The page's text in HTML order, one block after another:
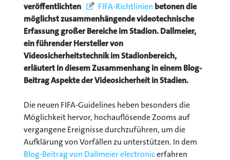
veröffentlichten
FIFA-Richtlinien betonen die
möglichst zusammenhängende videotechnische
Erfassung großer Bereiche im Stadion. Dallmeier,
ein führender Hersteller von
Videosicherheitstechnik im Stadionbereich,
erläutert in diesem Zusammenhang in einem Blog-
Beitrag Aspekte der Videosicherheit in Stadien.
Die neuen FIFA-Guidelines heben besonders die
Möglichkeit hervor, hochauflösende Zooms auf
vergangene Ereignisse durchzuführen, um die
Aufklärung von Vorfällen zu unterstützen. In dem
Blog-Beitrag von Dallmeier electronicerfahren